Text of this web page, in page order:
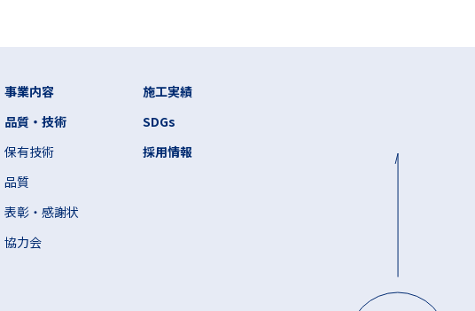
事業内容
品質・技術
保有技術
品質
表彰・感謝状
協力会
施工実績
SDGs
採用情報